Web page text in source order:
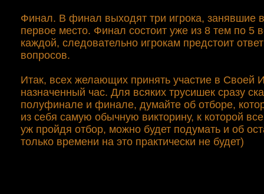
Финал. В финал выходят три игрока, занявшие
первое место. Финал состоит уже из 8 тем по 5
каждой, следовательно игрокам предстоит
вопросов.
Итак, всех желающих принять участие в Своей
назначенный час. Для всяких трусишек сразу
полуфинале и финале, думайте об отборе,
из себя самую обычную викторину, к которой
уж пройдя отбор, можно будет подумать и об
только времени на это практически не будет)